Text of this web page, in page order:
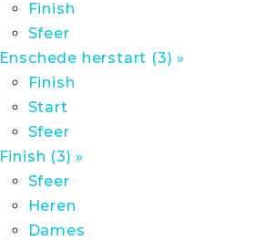
Finish
Sfeer
Enschede herstart (3) »
Finish
Start
Sfeer
Finish (3) »
Sfeer
Heren
Dames